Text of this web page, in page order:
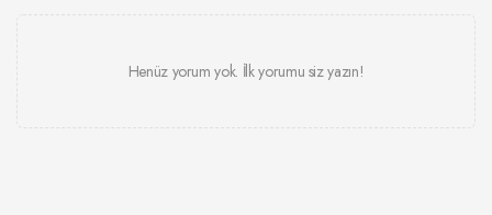
Henüz yorum yok. İlk yorumu siz yazın!